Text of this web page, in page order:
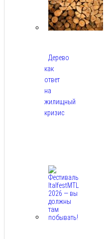
Дерево
как
ответ
на
жилищный
кризис